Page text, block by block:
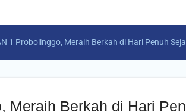
1 Probolinggo, Meraih Berkah di Hari Penuh
Meraih Berkah di Hari